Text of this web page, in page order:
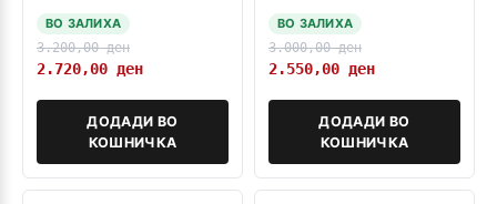
ВО ЗАЛИХА
3.200,00ден
2.720,00 ден
ДОДАДИ ВО
КОШНИЧКА
бензин-
ВО ЗАЛИХА
3.000,00ден
2.550,00 ден
ДОДАДИ ВО
КОШНИЧКА